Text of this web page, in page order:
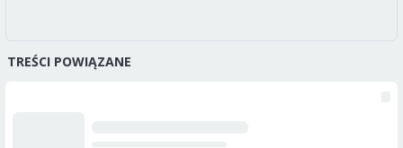
TREŚCI POWIĄZANE